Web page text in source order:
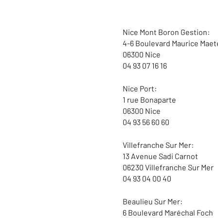
Nice Mont Boron Gestion:
4-6 Boulevard Maurice
06300 Nice
04 93 07 16 16
Nice Port:
1 rue Bonaparte
06300 Nice
04 93 56 60 60
Villefranche Sur Mer:
13 Avenue Sadi Carnot
06230 Villefranche Sur Mer
04 93 04 00 40
Beaulieu Sur Mer:
6 Boulevard Maréchal Foch